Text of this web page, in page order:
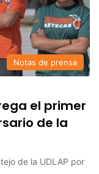
Notas de prensa
el primer
de la
de la UDLAP por